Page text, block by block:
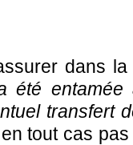
dans
été
transfert
tout cas